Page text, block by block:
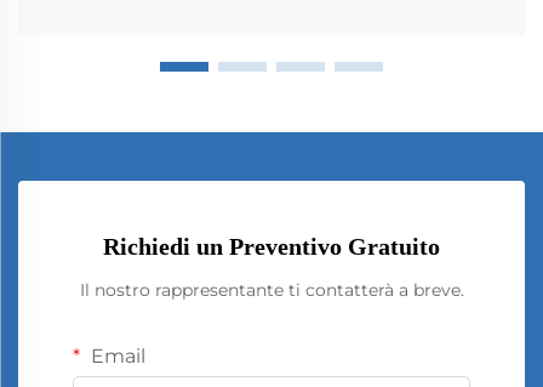
Richiedi un Preventivo Gratuito
Il nostro rappresentante ti contatterà a breve.
Email